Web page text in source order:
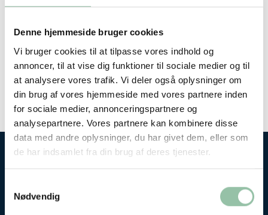
Denne hjemmeside bruger cookies
Vi bruger cookies til at tilpasse vores indhold og
annoncer, til at vise dig funktioner til sociale medier og til
at analysere vores trafik. Vi deler også oplysninger om
din brug af vores hjemmeside med vores partnere inden
for sociale medier, annonceringspartnere og
analysepartnere. Vores partnere kan kombinere disse
data med andre oplysninger, du har givet dem, eller som
de har indsamlet fra din brug af deres tjenester.
Nødvendig
Spiller dyrevelfærd nogen rolle i valget?
Er der forskel på aldersgruppernes prioriteringer?
Hvorfor køber danskerne danske fødevarer?